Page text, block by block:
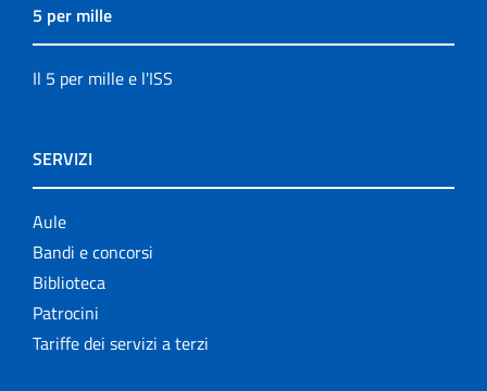
5 per mille
Il 5 per mille e l'ISS
SERVIZI
Aule
Bandi e concorsi
Biblioteca
Patrocini
Tariffe dei servizi a terzi